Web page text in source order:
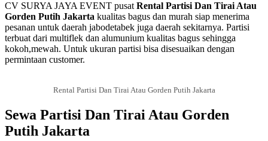
CV SURYA JAYA EVENT pusatRental Partisi Dan Tirai Atau
Gorden Putih Jakarta kualitas bagus dan murah siap menerima
pesanan untuk daerah jabodetabek juga daerah sekitarnya. Partisi
terbuat dari multiflek dan alumunium kualitas bagus sehingga
kokoh,mewah. Untuk ukuran partisi bisa disesuaikan dengan
permintaan customer.
Rental Partisi Dan Tirai Atau Gorden Putih Jakarta
Sewa Partisi Dan Tirai Atau Gorden
Putih Jakarta